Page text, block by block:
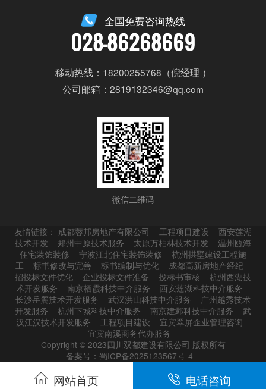
全国免费咨询热线
028-86268669
移动热线：18200255768（倪经理 ）
公司邮箱：2819132346@qq.com
微信二维码
友情链接： 成都蓉邦房地产有限公司 工程项目建设
西安莲湖
技术开发
郑州中原技术服务 太原万柏林技术开发
温州瓯海
住宅装饰装修
宁波江北住宅装饰装修
杭州拱墅建设工程施
工
标书修改与完善 标书编制与优化
成都高新房地产经纪
招投标文件优化
企业投标文件准备 投标书审核
杭州西湖技
术开发服务
南京栖霞科技中介服务
西安莲湖科技中介服务
长沙岳麓技术开发服务
武汉洪山科技中介服务
广州越秀技术
开发服务
杭州下城科技中介服务 南京建邺科技中介服务
武
汉江汉技术开发服务
工程项目建设
宜宾翠屏企业管理咨询
宜宾南溪商务代办服务
Copyright © 2023四川双都建设有限公司 版权所有
备案号：蜀ICP备2025123567号-4
网站首页 电话咨询